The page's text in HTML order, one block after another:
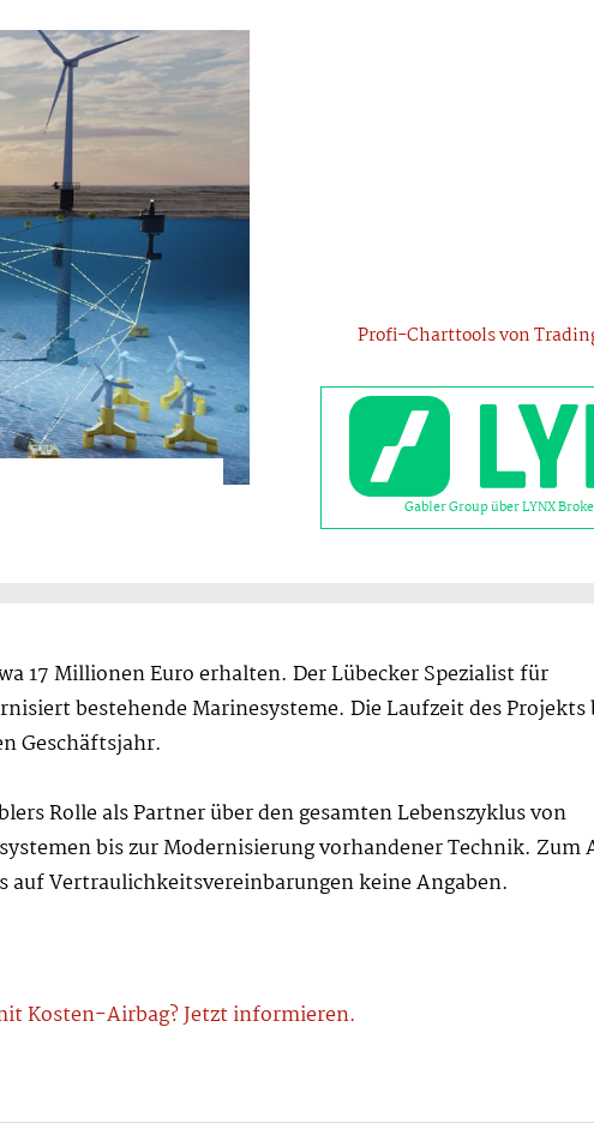
Profi-Charttools von
Gabler Group über LYNX
17 Millionen Euro erhalten. Der Lübecker Spezialist für
bestehende Marinesysteme. Die Laufzeit des
Geschäftsjahr.
Rolle als Partner über den gesamten Lebenszyklus von
bis zur Modernisierung vorhandener Technik. Zum
Vertraulichkeitsvereinbarungen keine Angaben.
Kosten-Airbag? Jetzt informieren.